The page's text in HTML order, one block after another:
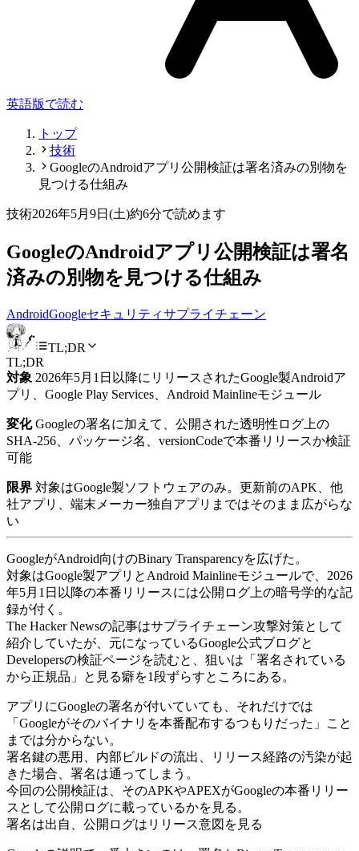
英語版で読む
トップ
技術
GoogleのAndroidアプリ公開検証は署名済みの別物を
見つける仕組み
技術2026年5月9日(土)約6分で読めます
GoogleのAndroidアプリ公開検証は署名
済みの別物を見つける仕組み
AndroidGoogleセキュリティサプライチェーン
TL;DR
TL;DR
対象 2026年5月1日以降にリリースされたGoogle製Androidア
プリ、Google Play Services、Android Mainlineモジュール
変化Googleの署名に加えて、公開された透明性ログ上の
SHA-256、パッケージ名、versionCodeで本番リリースか検証
可能
限界 対象はGoogle製ソフトウェアのみ。更新前のAPK、他
社アプリ、端末メーカー独自アプリまではそのまま広がらな
い
GoogleがAndroid向けのBinary Transparencyを広げた。
対象はGoogle製アプリとAndroid Mainlineモジュールで、2026
年5月1日以降の本番リリースには公開ログ上の暗号学的な記
録が付く。
The Hacker Newsの記事はサプライチェーン攻撃対策として
紹介していたが、元になっているGoogle公式ブログと
Developersの検証ページを読むと、狙いは「署名されている
から正規品」と見る癖を1段ずらすところにある。
アプリにGoogleの署名が付いていても、それだけでは
「Googleがそのバイナリを本番配布するつもりだった」こと
までは分からない。
署名鍵の悪用、内部ビルドの流出、リリース経路の汚染が起
きた場合、署名は通ってしまう。
今回の公開検証は、そのAPKやAPEXがGoogleの本番リリー
スとして公開ログに載っているかを見る。
署名は出自、公開ログはリリース意図を見る